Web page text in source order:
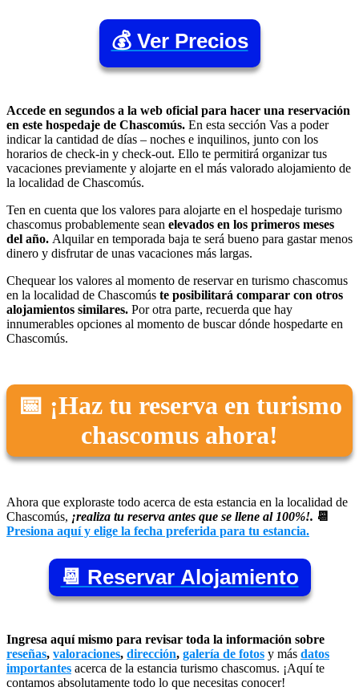
💰 Ver Precios
Accede en segundos a la web oficial para hacer una reservación
en este hospedaje de Chascomús. En esta sección Vas a poder
indicar la cantidad de días – noches e inquilinos, junto con los
horarios de check-in y check-out. Ello te permitirá organizar tus
vacaciones previamente y alojarte en el más valorado alojamiento de
la localidad de Chascomús.
Ten en cuenta que los valores para alojarte en el hospedaje turismo
chascomus probablemente sean elevados en los primeros meses
del año. Alquilar en temporada baja te será bueno para gastar menos
dinero y disfrutar de unas vacaciones más largas.
Chequear los valores al momento de reservar en turismo chascomus
en la localidad de Chascomús te posibilitará comparar con otros
alojamientos similares. Por otra parte, recuerda que hay
innumerables opciones al momento de buscar dónde hospedarte en
Chascomús.
📅 ¡Haz tu reserva en turismo
chascomus ahora!
Ahora que exploraste todo acerca de esta estancia en la localidad de
Chascomús, ¡realiza tu reserva antes que se llene al 100%!. 📆
Presiona aquí y elige la fecha preferida para tu estancia.
📆 Reservar Alojamiento
Ingresa aquí mismo para revisar toda la información sobre
reseñas, valoraciones, dirección, galería de fotos y más datos
importantes acerca de la estancia turismo chascomus. ¡Aquí te
contamos absolutamente todo lo que necesitas conocer!